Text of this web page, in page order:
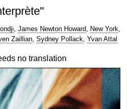
, James Newton Howard, New York,
Zaillian, Sydney Pollack, Yvan Attal
no translation